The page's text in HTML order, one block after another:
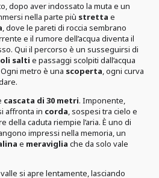
dopo aver indossato la muta e un
nella parte più stretta e
, dove le pareti di roccia sembrano
e il rumore dell’acqua diventa il
Qui il percorso è un susseguirsi di
salti e passaggi scolpiti dall’acqua
metro è una scoperta, ogni curva
cascata di 30 metri. Imponente,
affronta in corda, sospesi tra cielo e
della caduta riempie l’aria. È uno di
impressi nella memoria, un
e meraviglia che da solo vale
si apre lentamente, lasciando